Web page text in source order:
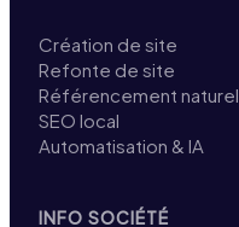
Création de site
Refonte de site
Référencement naturel
SEO local
Automatisation & IA
INFO SOCIÉTÉ